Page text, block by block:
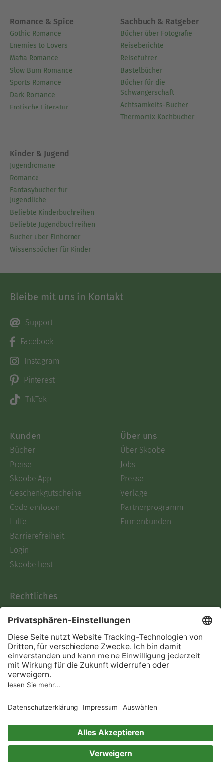
Romance & Spice
Gothic Romance
Enemies to Lovers
Mafia Romance
Slow Burn Romance
Sports Romance
Dark Romance
Erotische Literatur
Sachbuch & Ratgeber
Bücher über Fotografie
Reiseberichte
Reiseführer
Bastelbücher
Bücher für die
Schwangerschaft
Achtsamkeits-Bücher
Thermomix Kochbücher
Kinder & Jugend
Jugendromane
Romance
Fantasybücher für
Jugendliche
Beliebte Kinderbuchreihen
Beliebte Jugendbuchreihen
Bücher über Einhörner
Wissensbücher für Kinder
Bleibe mit uns in Kontakt
Support
Facebook
Instagram
Pinterest
TikTok
Kunden
Bücher
Preise
Skoobe App
Geschenkgutscheine
Code einlösen
Hilfe
Barrierefreiheit
Login
Skoobe liest
Über uns
Über Skoobe
Jobs
Presse
Verlage
Partnerprogramm
Firmenkunden
Rechtliches
AGB
Informationen nach Data
Act
Verträge hier kündigen
Impressum
Immer ein gutes Buch